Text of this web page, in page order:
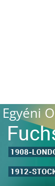
Egyéni